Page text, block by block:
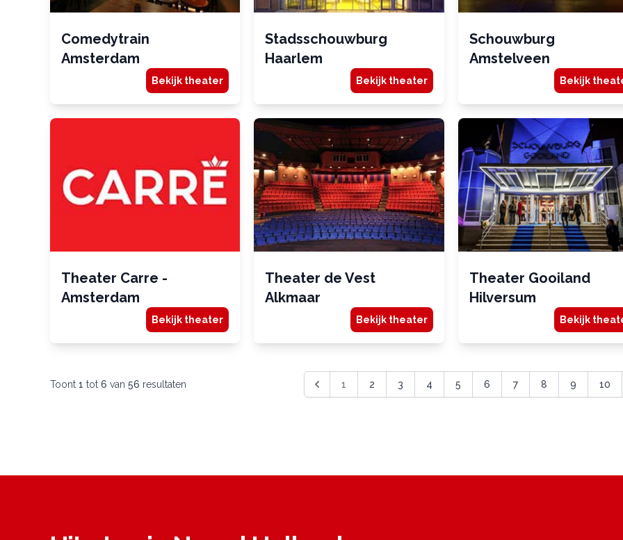
Comedytrain
Amsterdam
Bekijk theater
Stadsschouwburg
Haarlem
Bekijk theater
Schouwburg
Amstelveen
Bekijk
Theater Carre -
Amsterdam
Bekijk theater
Theater de Vest
Alkmaar
Bekijk theater
Theater Gooiland
Hilversum
Bekijk
Toont 1 tot 6 van 56 resultaten 1 2 3 4 5 6 7 8 9 10